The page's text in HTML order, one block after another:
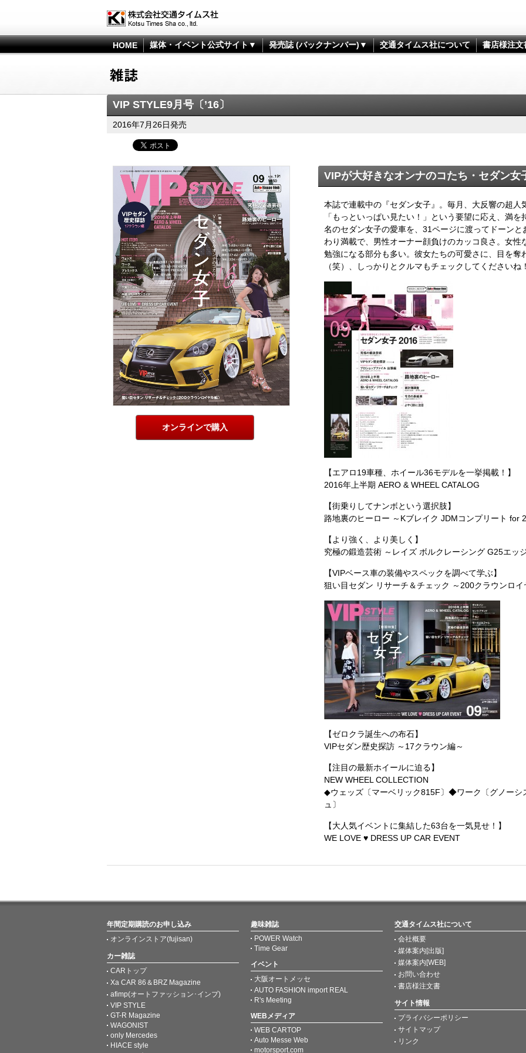
HOME 媒体・イベント公式サイト▼ 発売誌 (バックナンバー)▼ 交通タイムス社について 書店様注文
VIP STYLE9月号〔’16〕
2016年7月26日発売
オンラインで購入
VIPが大好きなオンナのコたち・セダン女
本誌で連載中の『セダン女子』。毎月、大反響の超人
「もっといっぱい見たい！」という要望に応え、満
名のセダン女子の愛車を、31ページに渡ってドーン
わり満載で、男性オーナー顔負けのカッコ良さ。女性
勉強になる部分も多い。彼女たちの可愛さに、目を奪
（笑）、しっかりとクルマもチェックしてくださいね！
【エアロ19車種、ホイール36モデルを一挙掲載！】
2016年上半期 AERO & WHEEL CATALOG
【街乗りしてナンボという選択肢】
路地裏のヒーロー ～Kブレイク JDMコンプリート for
【より強く、より美しく】
究極の鍛造芸術 ～レイズ ボルクレーシング G25エッ
【VIPベース車の装備やスペックを調べて学ぶ】
狙い目セダン リサーチ＆チェック ～200クラウンロイ
【ゼロクラ誕生への布石】
VIPセダン歴史探訪 ～17クラウン編～
【注目の最新ホイールに迫る】
NEW WHEEL COLLECTION
◆ウェッズ〔マーベリック815F〕◆ワーク〔グノー
ュ〕
【大人気イベントに集結した63台を一気見せ！】
WE LOVE ♥ DRESS UP CAR EVENT
年間定期購読のお申し込み
オンラインストア(fujisan)
カー雑誌
CARトップ
Xa CAR 86＆BRZ Magazine
afimp(オートファッション･インプ)
VIP STYLE
GT-R Magazine
WAGONIST
only Mercedes
HIACE style
趣味雑誌
POWER Watch
Time Gear
イベント
大阪オートメッセ
AUTO FASHION import REAL
R's Meeting
WEBメディア
WEB CARTOP
Auto Messe Web
motorsport.com
交通タイムス社について
会社概要
媒体案内[出版]
媒体案内[WEB]
お問い合わせ
書店様注文書
サイト情報
プライバシーポリシー
サイトマップ
リンク